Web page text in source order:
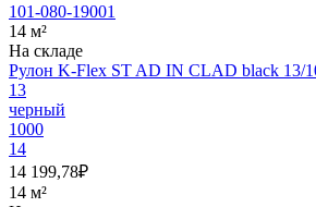
101-080-19001
14 м²
На складе
Рулон K-Flex ST AD IN CLAD black 13/
13
черный
1000
14
14 199,78₽
14 м²